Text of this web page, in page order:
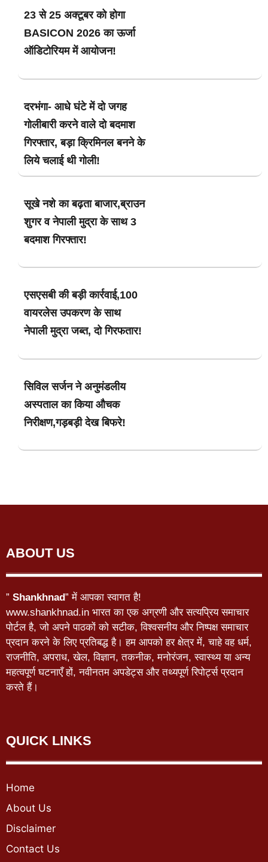
23 से 25 अक्टूबर को होगा
BASICON 2026 का ऊर्जा
ऑडिटोरियम में आयोजन!
दरभंगा- आधे घंटे में दो जगह
गोलीबारी करने वाले दो बदमाश
गिरफ्तार, बड़ा क्रिमिनल बनने के
लिये चलाई थी गोली!
सूखे नशे का बढ़ता बाजार,ब्राउन
शुगर व नेपाली मुद्रा के साथ 3
बदमाश गिरफ्तार!
एसएसबी की बड़ी कार्रवाई,100
वायरलेस उपकरण के साथ
नेपाली मुद्रा जब्त, दो गिरफतार!
सिविल सर्जन ने अनुमंडलीय
अस्पताल का किया औचक
निरीक्षण,गड़बड़ी देख बिफरे!
ABOUT US
” Shankhnad” में आपका स्वागत है!
www.shankhnad.in भारत का एक अग्रणी और सत्यप्रिय समाचार
पोर्टल है, जो अपने पाठकों को सटीक, विश्वसनीय और निष्पक्ष समाचार
प्रदान करने के लिए प्रतिबद्ध है। हम आपको हर क्षेत्र में, चाहे वह धर्म,
राजनीति, अपराध, खेल, विज्ञान, तकनीक, मनोरंजन, स्वास्थ्य या अन्य
महत्वपूर्ण घटनाएँ हों, नवीनतम अपडेट्स और तथ्यपूर्ण रिपोर्ट्स प्रदान
करते हैं।
QUICK LINKS
Home
About Us
Disclaimer
Contact Us